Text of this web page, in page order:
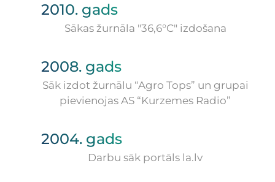
2010. gads
Sākas žurnāla "36,6°C" izdošana
2008. gads
Sāk izdot žurnālu “Agro Tops” un grupai
pievienojas AS “Kurzemes Radio”
2004. gads
Darbu sāk portāls la.lv